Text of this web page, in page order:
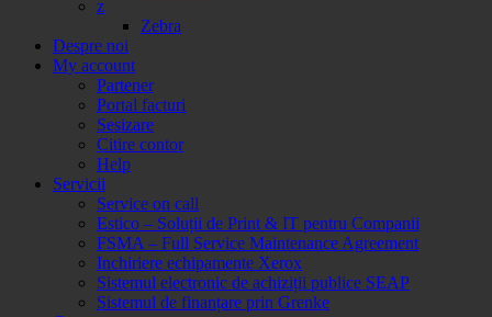
z
Zebra
Despre noi
My account
Partener
Portal facturi
Sesizare
Citire contor
Help
Servicii
Service on call
Estico – Soluții de Print & IT pentru Companii
FSMA – Full Service Maintenance Agreement
Inchiriere echipamente Xerox
Sistemul electronic de achiziții publice SEAP
Sistemul de finanțare prin Grenke